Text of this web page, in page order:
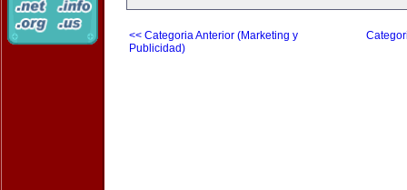
<< Categoria Anterior (Marketing y
Publicidad)